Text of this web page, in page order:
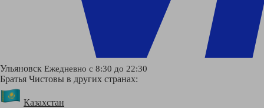
Ульяновск Ежедневно с 8:30 до 22:30
Братья Чистовы в других странах:
Казахстан